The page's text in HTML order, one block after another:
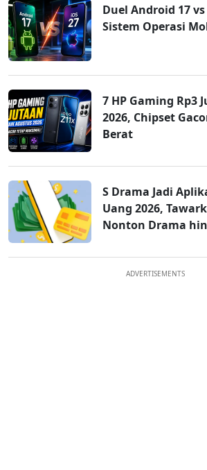
Duel Android 17
Sistem Operasi
7 HP Gaming Rp3
2026, Chipset
Berat
S Drama Jadi
Uang 2026,
Nonton Drama
ADVERTISEMENTS